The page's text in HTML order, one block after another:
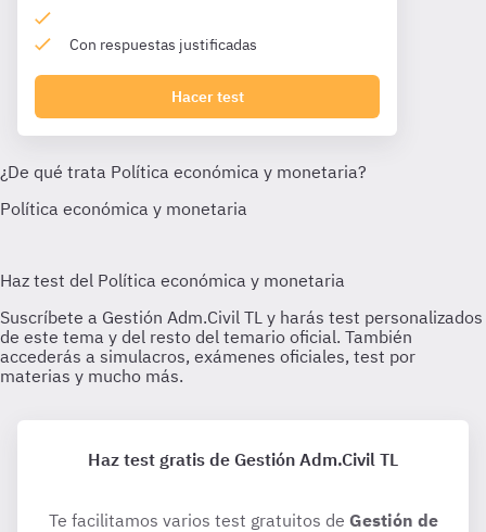
Con respuestas justificadas
Hacer test
Haz test gratis de Gestión Adm.Civil TL
Te facilitamos varios test gratuitos de Gestión de